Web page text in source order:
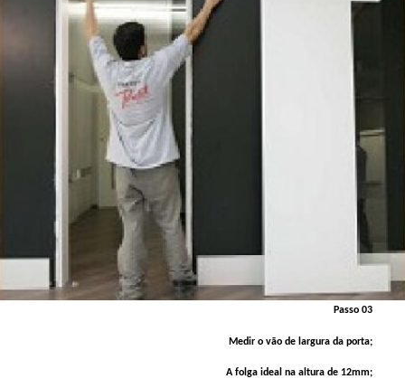
Passo 03
Medir o vão de largura da porta;
A folga ideal na altura de 12mm;